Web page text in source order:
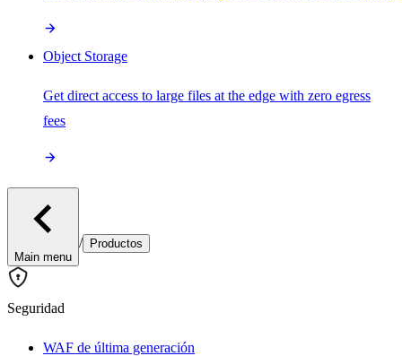
Object Storage
Get direct access to large files at the edge with zero egress
fees
Main menu
/ Productos
Seguridad
WAF de última generación